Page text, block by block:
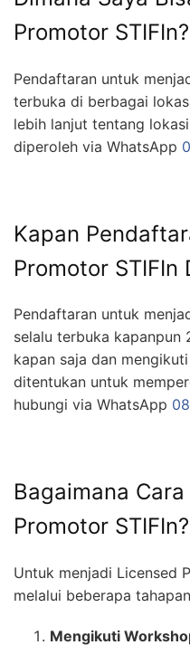
Promotor STIFIn?
Pendaftaran untuk
terbuka di berbagai
lebih lanjut tentang
diperoleh via WhatsApp
Kapan
Promotor STIFIn
Pendaftaran untuk
selalu terbuka kapanpun
kapan saja dan
ditentukan untuk
hubungi via WhatsApp
Bagaimana
Promotor STIFIn?
Untuk menjadi Licensed
melalui beberapa
Mengikuti